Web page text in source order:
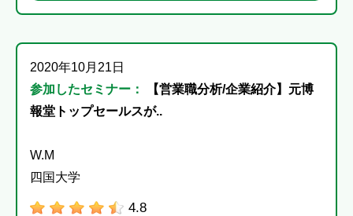
2020年10月21日
参加したセミナー：
【営業職分析/企業紹介】元博
報堂トップセールスが..
W.M
四国大学
4.8